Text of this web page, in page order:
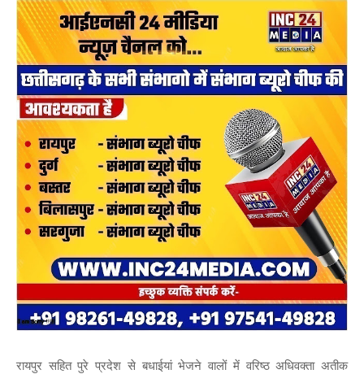
रायपुर सहित पुरे प्रदेश से बधाईयां भेजने वालों में वरिष्ठ अधिवक्ता अतीक